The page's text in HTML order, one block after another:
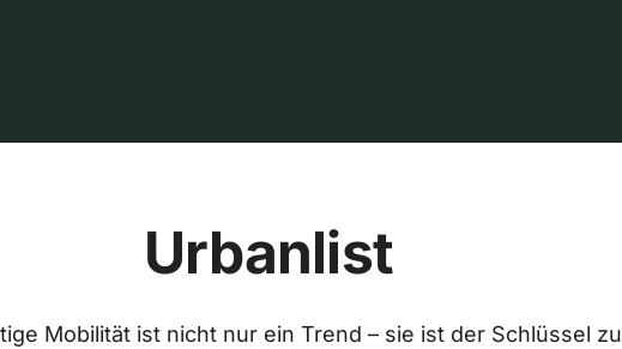
Urbanlist
Mobilität ist nicht nur ein Trend – sie ist der Schlüssel zu